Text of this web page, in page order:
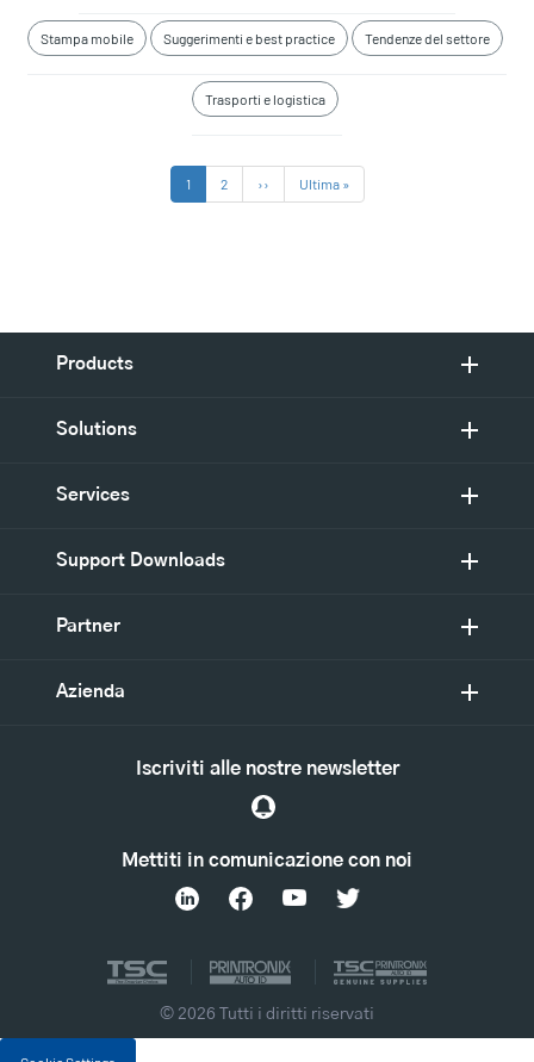
Stampa mobile Suggerimenti e best practice Tendenze del settore
Trasporti e logistica
Pagina
attuale
1 Pagina
2
Pagina
successiva
››
Ultima
pagina
Ultima »
Products
Solutions
Services
Support Downloads
Partner
Azienda
Mettiti in comunicazione con noi
Iscriviti alle nostre newsletter
© 2026 Tutti i diritti riservati